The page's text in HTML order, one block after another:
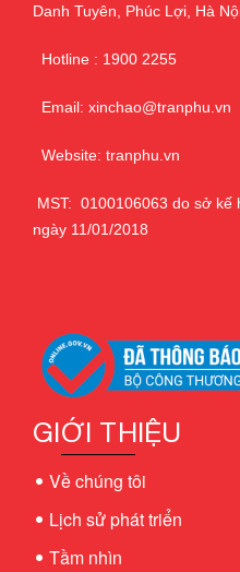
Danh Tuyên, Phúc Lợi, Hà
Hotline : 1900 2255
Email: xinchao@tranphu.vn
Website: tranphu.vn
MST: 0100106063 do sở kế
ngày 11/01/2018
GIỚI THIỆU
Về chúng tôi
Lịch sử phát triển
Tầm nhìn